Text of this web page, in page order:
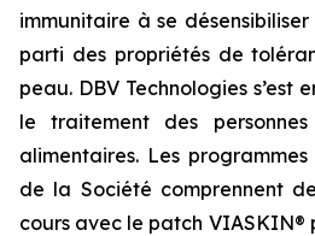
immunitaire à se
parti des propriétés de
peau. DBV Technologies s’est
le traitement des
alimentaires. Les
de la Société comprennent
cours avec le patch VIASKIN®